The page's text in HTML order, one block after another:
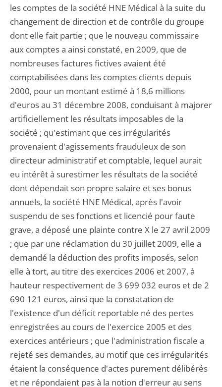
les comptes de la société HNE Médical à la suite du
changement de direction et de contrôle du groupe
dont elle fait partie ; que le nouveau commissaire
aux comptes a ainsi constaté, en 2009, que de
nombreuses factures fictives avaient été
comptabilisées dans les comptes clients depuis
2000, pour un montant estimé à 18,6 millions
d'euros au 31 décembre 2008, conduisant à majorer
artificiellement les résultats imposables de la
société ; qu'estimant que ces irrégularités
provenaient d'agissements frauduleux de son
directeur administratif et comptable, lequel aurait
eu intérêt à surestimer les résultats de la société
dont dépendait son propre salaire et ses bonus
annuels, la société HNE Médical, après l'avoir
suspendu de ses fonctions et licencié pour faute
grave, a déposé une plainte contre X le 27 avril 2009
; que par une réclamation du 30 juillet 2009, elle a
demandé la déduction des profits imposés, selon
elle à tort, au titre des exercices 2006 et 2007, à
hauteur respectivement de 3 699 032 euros et de 2
690 121 euros, ainsi que la constatation de
l'existence d'un déficit reportable né des pertes
enregistrées au cours de l'exercice 2005 et des
exercices antérieurs ; que l'administration fiscale a
rejeté ses demandes, au motif que ces irrégularités
étaient la conséquence d'actes purement délibérés
et ne répondaient pas à la notion d'erreur au sens